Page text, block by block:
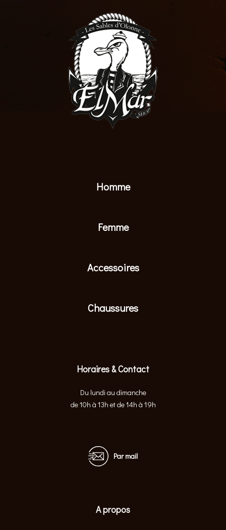
Homme
Femme
Accessoires
Chaussures
Horaires & Contact
Du lundi au dimanche
de 10h à 13h et de 14h à 19h
Par mail
A propos